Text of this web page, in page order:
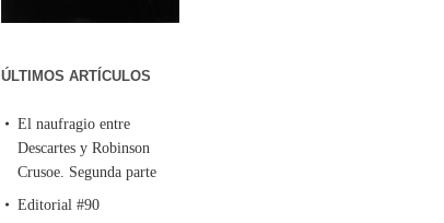
ÚLTIMOS ARTÍCULOS
El naufragio entre
Descartes y Robinson
Crusoe. Segunda parte
Editorial #90